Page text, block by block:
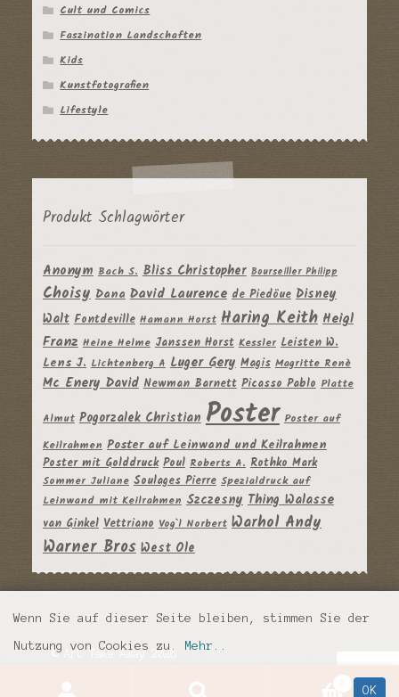
Cult und Comics
Faszination Landschaften
Kids
Kunstfotografien
Lifestyle
Produkt Schlagwörter
Anonym Bach S. Bliss Christopher Bourseiller Philipp
Choisy Dana David Laurence de Piedöue Disney
Walt Fontdeville Hamann Horst Haring Keith Heigl
Franz Heine Helme Janssen Horst Kessler Leisten W.
Lens J. Lichtenberg A Luger Gery Magis Magritte Renè
Mc Enery David Newman Barnett Picasso Pablo Platte
Almut Pogorzalek Christian Poster Poster auf
Keilrahmen Poster auf Leinwand und Keilrahmen
Poster mit Golddruck Poul Roberts A. Rothko Mark
Sommer Juliane Soulages Pierre Spezialdruck auf
Leinwand mit Keilrahmen Szczesny Thing Walasse
van Ginkel Vettriano Vog`l Norbert Warhol Andy
Warner Bros West Ole
© Art Take Away 2026
Wenn Sie auf dieser Seite bleiben, stimmen Sie der
Nutzung von Cookies zu. Mehr..
OK